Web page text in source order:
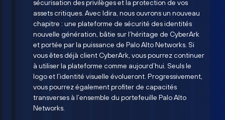
sécurisation des privilèges et la protection de vos
assets critiques. Avec Idira, nous ouvrons un nouveau
chapitre : une plateforme de sécurité des identités
nouvelle génération, bâtie sur l’héritage de CyberArk
et portée par la puissance de Palo Alto Networks. Si
vous êtes déjà client CyberArk, vous pourrez continuer
à utiliser la plateforme comme aujourd’hui. Seuls le
logo et l’identité visuelle évolueront. Progressivement,
vous pourrez également profiter de capacités
transverses à l’ensemble du portefeuille Palo Alto
Networks.